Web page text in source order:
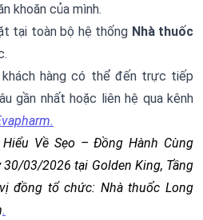
khoăn của mình.
tại toàn bộ hệ thống Nhà thuốc
hàng có thể đến trực tiếp
gần nhất hoặc liên hệ qua kênh
Về Sẹo – Đồng Hành Cùng
03/2026 tại Golden King, Tầng
đồng tổ chức: Nhà thuốc Long
.